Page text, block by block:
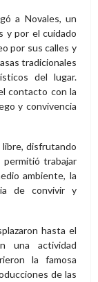
a Novales, un
y por el cuidado
por sus calles y
tradicionales
del lugar.
contacto con la
y convivencia
libre, disfrutando
permitió trabajar
ambiente, la
de convivir y
hasta el
una actividad
la famosa
de las